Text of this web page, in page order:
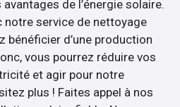
de l’énergie solaire.
notre service de nettoyage
bénéficier d’une production
vous pourrez réduire vos
et agir pour notre
plus ! Faites appel à nos